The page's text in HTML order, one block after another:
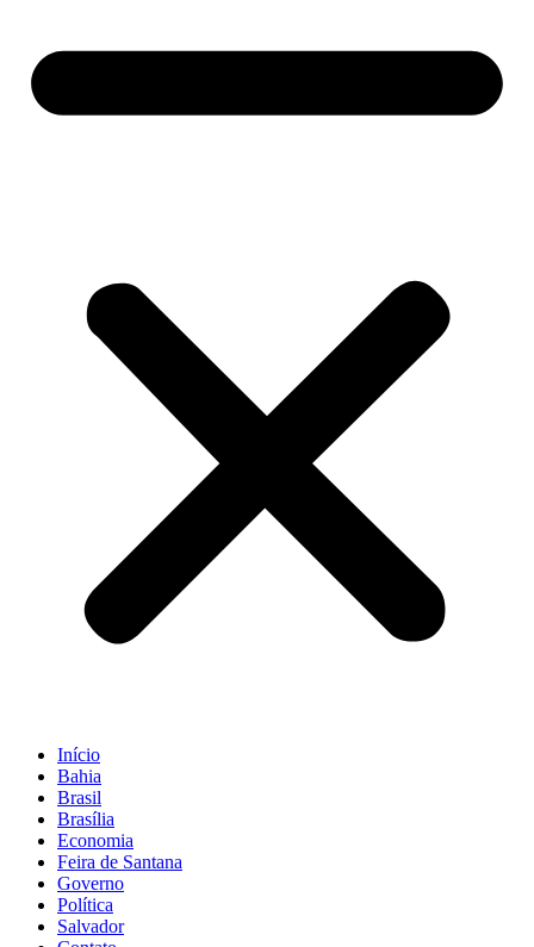
Início
Bahia
Brasil
Brasília
Economia
Feira de Santana
Governo
Política
Salvador